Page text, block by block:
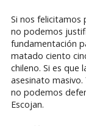
Si nos felicitamos
no podemos
fundamentación
matado ciento
chileno. Si es que
asesinato masivo.
no podemos
Escojan.